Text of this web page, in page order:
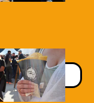
Le Schnauz
leschnauz.ch